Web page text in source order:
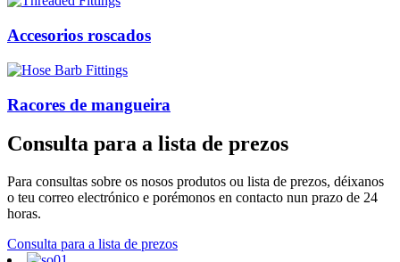
Accesorios roscados
Racores de mangueira
Consulta para a lista de prezos
Para consultas sobre os nosos produtos ou lista de prezos, déixanos
o teu correo electrónico e porémonos en contacto nun prazo de 24
horas.
Consulta para a lista de prezos